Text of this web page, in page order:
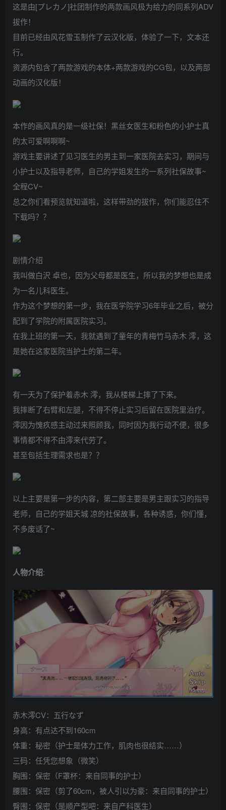
这是由[プレカノ]社团制作的两款画风极为给力的同系列ADV
拔作！
目前已经由风花雪玉制作了云汉化版，体验了一下，文本还
行。
资源内包含了两款游戏的本体+两款游戏的CG包，以及两部
动画的汉化版！
本作的画风真的是一级社保！黑丝女医生和粉色的小护士真
的太可爱啊啊啊~
游戏主要讲述了见习医生的男主到一家医院去实习，期间与
小护士以及指导老师，自己的学姐发生的一系列社保故事~
全程CV~
总之你们看预览就知道啦，这样带劲的拔作，你们能忍住不
下载吗？？
剧情介绍
我叫做白沢 卓也，因为父母都是医生，所以我的梦想也是成
为一名儿科医生。
作为这个梦想的第一步，我在医学院学习6年毕业之后，被分
配到了学院的附属医院实习。
在我上班的第一天，我就遇到了童年的青梅竹马赤木 澪，这
是她在这家医院当护士的第二年。
有一天为了保护着赤木 澪，我从楼梯上摔了下来。
我摔断了右臂和左腿，不得不停止实习后留在医院里治疗。
澪因为愧疚感主动过来照顾我，同时因为我行动不便，很多
事情都不得不由澪来代劳了。
甚至包括生理需求也是？？
以上主要是第一步的内容，第二部主要是男主跟实习的指导
老师，自己的学姐天城 凉的社保故事，各种诱惑，你们懂，
不多废话了~
人物介绍:
赤木澪CV：五行なず
身高：有点达不到160cm
体重：秘密（护士是体力工作，肌肉也很结实……）
三码：任凭您想象（微笑）
胸围：保密（F罩杯：来自同事的护士）
腰围：保密（剪了60cm，被人引以为豪：来自同事的护士）
臀围：保密（是顺产型吧：来自产科医生）